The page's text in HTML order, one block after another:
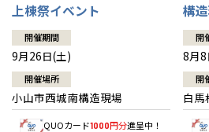
上棟祭イベント
開催期間
9月26日(土)
開催場所
小山市西城南構造現場
QUOカード1000円分進呈中！
構
開
8月8
開
白馬